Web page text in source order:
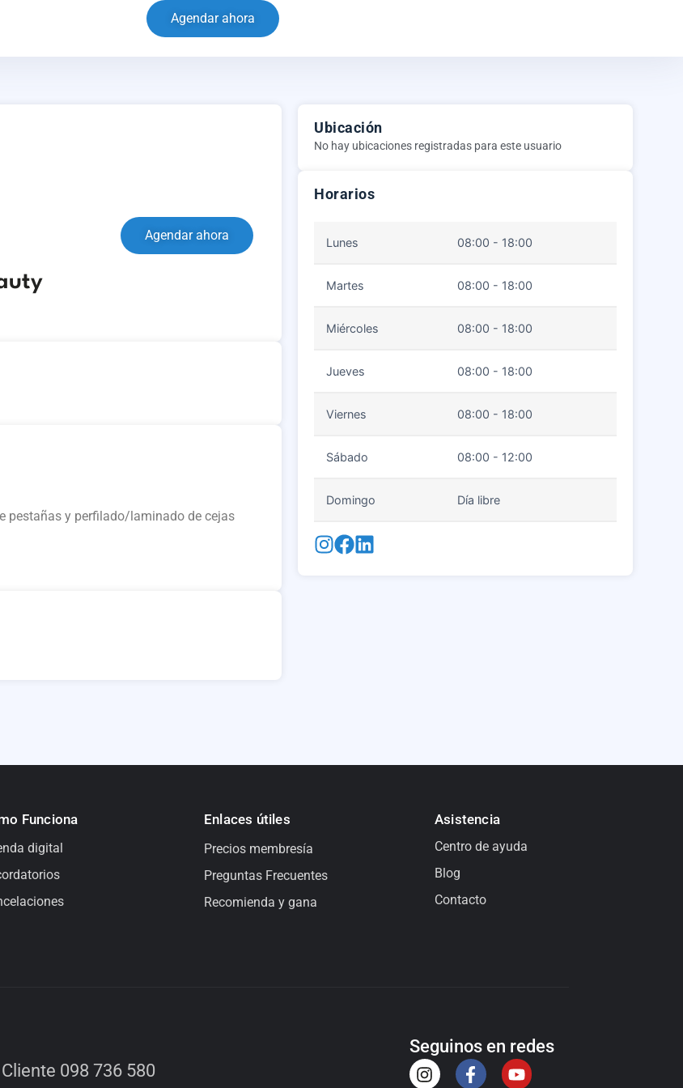
Agendar ahora
Agendar ahora
pestañas y perfilado/laminado de cejas
Ubicación
No hay ubicaciones registradas para este usuario
Horarios
Lunes 08:00 - 18:00
Martes 08:00 - 18:00
Miércoles 08:00 - 18:00
Jueves 08:00 - 18:00
Viernes 08:00 - 18:00
Sábado 08:00 - 12:00
Domingo Día libre
Funciona
digital
Enlaces útiles
Precios membresía
Preguntas Frecuentes
Recomienda y gana
Asistencia
Centro de ayuda
Blog
Contacto
098 736 580
Seguinos en redes